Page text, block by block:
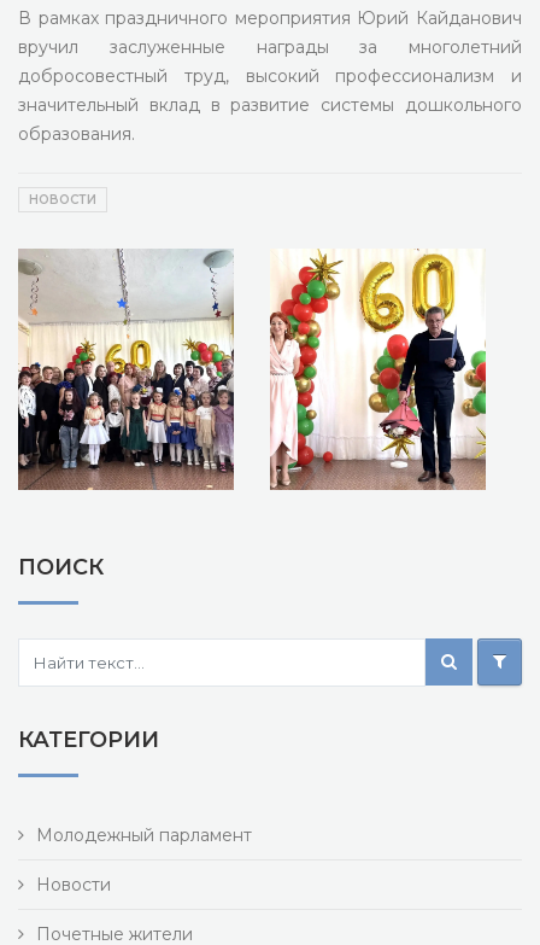
В рамках праздничного мероприятия Юрий Кайданович
вручил заслуженные награды за многолетний
добросовестный труд, высокий профессионализм и
значительный вклад в развитие системы дошкольного
образования.
НОВОСТИ
ПОИСК
КАТЕГОРИИ
Молодежный парламент
Новости
Почетные жители